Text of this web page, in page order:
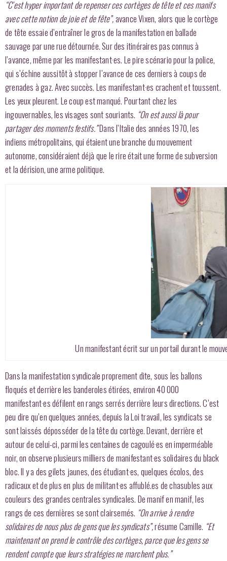
“C’est hyper important de repenser ces cortèges de tête et ces manifs
avec cette notion de joie et de fête”,avance Vixen, alors que le cortège
de tête essaie d’entraîner le gros de la manifestation en ballade
sauvage par une rue détournée. Sur des itinéraires pas connus à
l’avance, même par les manifestant·es. Le pire scénario pour la police,
qui s’échine aussitôt à stopper l’avance de ces derniers à coups de
grenades à gaz. Avec succès. Les manifestant·es crachent et toussent.
Les yeux pleurent. Le coup est manqué. Pourtant chez les
ingouvernables, les visages sont souriants. “On est aussi là pour
partager des moments festifs.”Dans l’Italie des années 1970, les
indiens métropolitains, qui étaient une branche du mouvement
autonome, considéraient déjà que le rire était une forme de subversion
et la dérision, une arme politique.
Un manifestant écrit sur un portail durant le
Dans la manifestation syndicale proprement dite, sous les ballons
floqués et derrière les banderoles étirées, environ 40 000
manifestant·es défilent en rangs serrés derrière leurs directions. C’est
peu dire qu’en quelques années, depuis la Loi travail, les syndicats se
sont laissés déposséder de la tête du cortège. Devant, derrière et
autour de celui-ci, parmi les centaines de cagoulé·es en imperméable
noir, on observe plusieurs milliers de manifestant·es solidaires du black
bloc. Il y a des gilets jaunes, des étudiant·es, quelques écolos, des
radicaux et de plus en plus de militant·es affublé.es de chasubles aux
couleurs des grandes centrales syndicales. De manif en manif, les
rangs de ces dernières se sont clairsemés. “On arrive à rendre
solidaires de nous plus de gens que les syndicats”,résume Camille. “Et
maintenant on prend le contrôle des cortèges, parce que les gens se
rendent compte que leurs stratégies ne marchent plus.”